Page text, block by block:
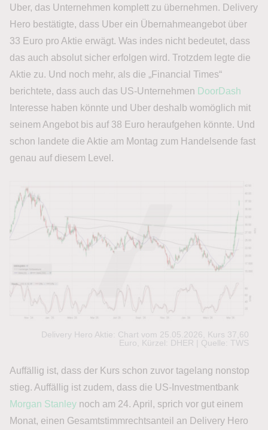
Uber, das Unternehmen komplett zu übernehmen. Delivery
Hero bestätigte, dass Uber ein Übernahmeangebot über
33 Euro pro Aktie erwägt. Was indes nicht bedeutet, dass
das auch absolut sicher erfolgen wird. Trotzdem legte die
Aktie zu. Und noch mehr, als die „Financial Times“
berichtete, dass auch das US-Unternehmen DoorDash
Interesse haben könnte und Uber deshalb womöglich mit
seinem Angebot bis auf 38 Euro heraufgehen könnte. Und
schon landete die Aktie am Montag zum Handelsende fast
genau auf diesem Level.
Delivery Hero Aktie: Chart vom 25.05.2026, Kurs 37,60
Euro, Kürzel: DHER | Quelle: TWS
Auffällig ist, dass der Kurs schon zuvor tagelang nonstop
stieg. Auffällig ist zudem, dass die US-Investmentbank
Morgan Stanley noch am 24. April, sprich vor gut einem
Monat, einen Gesamtstimmrechtsanteil an Delivery Hero